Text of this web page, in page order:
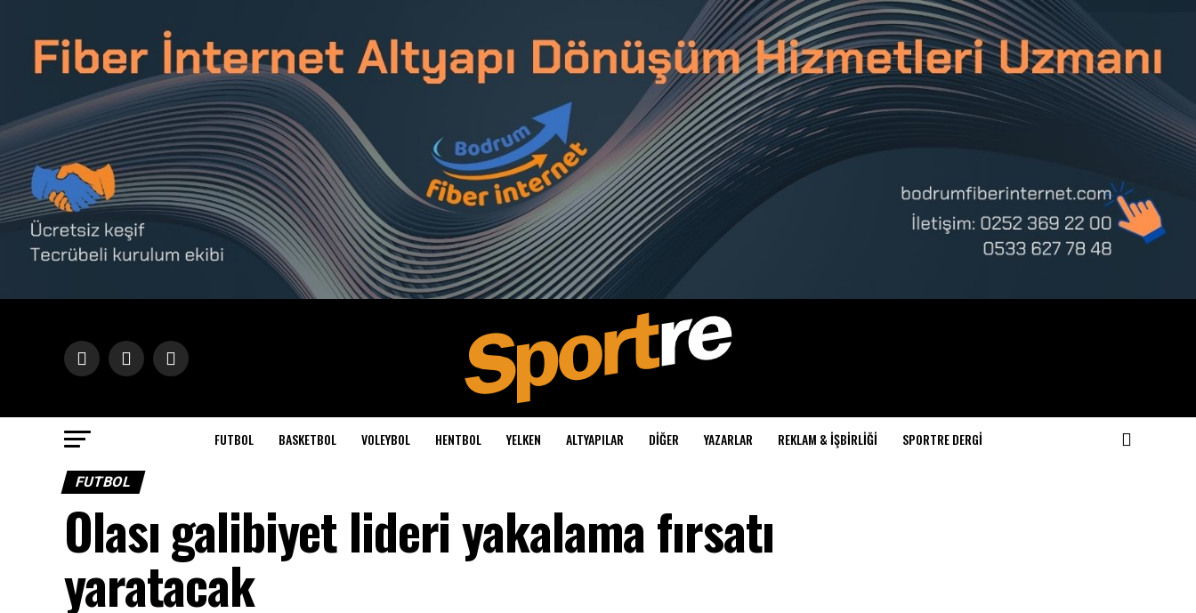
FUTBOL BASKETBOL VOLEYBOL HENTBOL YELKEN ALTYAPILAR DIĞER YAZARLAR REKLAM & İŞBIRLIĞI SPORTRE DERGI
FUTBOL
Olası galibiyet lideri yakalama fırsatı
yaratacak